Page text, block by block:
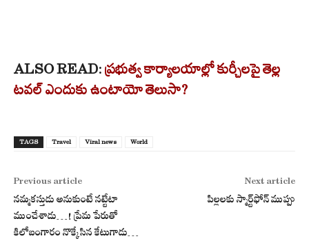
ALSO READ: ప్రభుత్వ కార్యాలయాల్లో కుర్చీలపై తెల్ల
టవల్ ఎందుకు ఉంటాయో తెలుసా?
TAGS Travel Viral news World
Previous article
న‌మ్మ‌క‌స్తుడు అనుకుంటే న‌ట్టేటా
ముంచేశాడు…! ప్రేమ పేరుతో
కిలోబంగారం నొక్కేసిన కేటుగాడు…
Next article
పిల్లలకు స్మార్ట్‌ఫోన్ ముప్పు